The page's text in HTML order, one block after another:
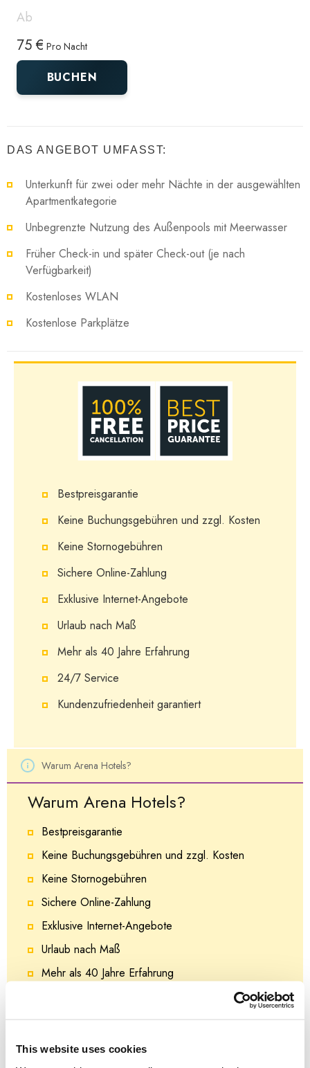
This website uses cookies
Ab
75 € Pro Nacht
BUCHEN
DAS ANGEBOT UMFASST:
Unterkunft für zwei oder mehr Nächte in der ausgewählten
Apartmentkategorie
Unbegrenzte Nutzung des Außenpools mit Meerwasser
Früher Check-in und später Check-out (je nach
Verfügbarkeit)
Kostenloses WLAN
Kostenlose Parkplätze
Bestpreisgarantie
Keine Buchungsgebühren und zzgl. Kosten
Keine Stornogebühren
Sichere Online-Zahlung
Exklusive Internet-Angebote
Urlaub nach Maß
Mehr als 40 Jahre Erfahrung
24/7 Service
Kundenzufriedenheit garantiert
Warum Arena Hotels?
Warum Arena Hotels?
Bestpreisgarantie
Keine Buchungsgebühren und zzgl. Kosten
Keine Stornogebühren
Sichere Online-Zahlung
Exklusive Internet-Angebote
Urlaub nach Maß
Mehr als 40 Jahre Erfahrung
Sichere Buchung